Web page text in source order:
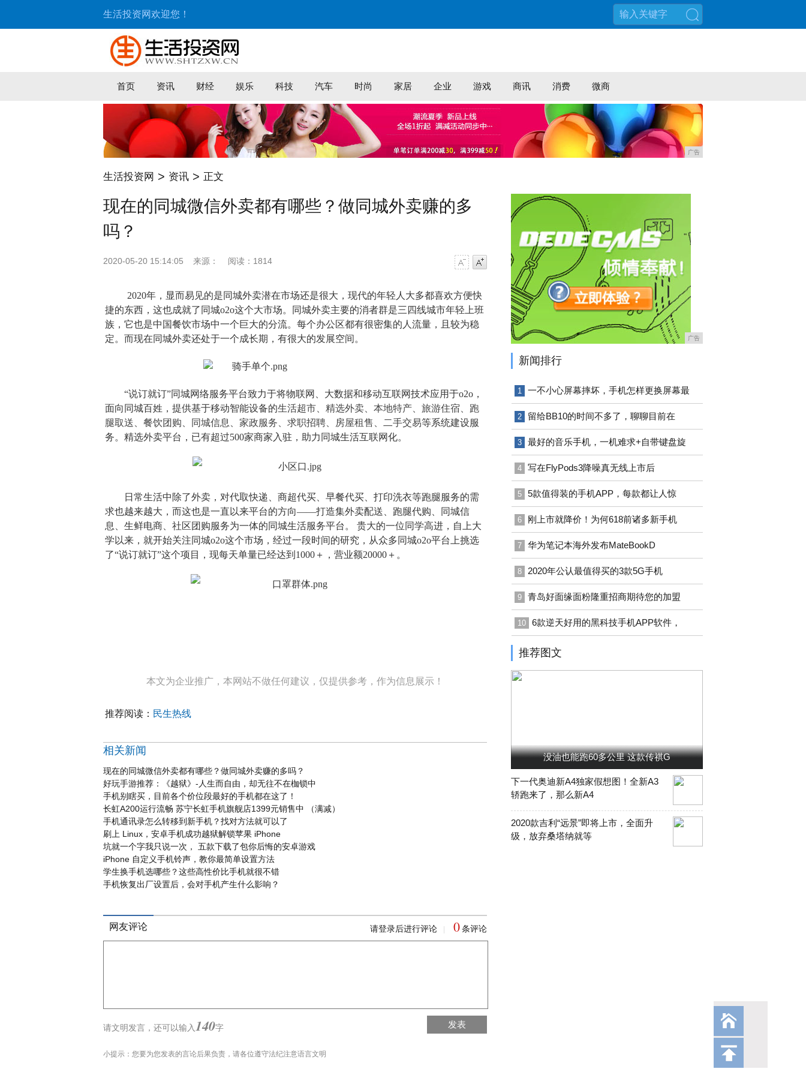
生活投资网欢迎您！
首页 资讯 财经 娱乐 科技 汽车 时尚 家居 企业 游戏 商讯 消费 微商
广告
生活投资网 > 资讯 > 正文
现在的同城微信外卖都有哪些？做同城外卖赚的多
吗？
2020-05-20 15:14:05 来源： 阅读：1814
2020年，显而易见的是同城外卖潜在市场还是很大，现代的年轻人大多都喜欢方便快
捷的东西，这也成就了同城o2o这个大市场。同城外卖主要的消者群是三四线城市年轻上班
族，它也是中国餐饮市场中一个巨大的分流。每个办公区都有很密集的人流量，且较为稳
定。而现在同城外卖还处于一个成长期，有很大的发展空间。
“说订就订”同城网络服务平台致力于将物联网、大数据和移动互联网技术应用于o2o，
面向同城百姓，提供基于移动智能设备的生活超市、精选外卖、本地特产、旅游住宿、跑
腿取送、餐饮团购、同城信息、家政服务、求职招聘、房屋租售、二手交易等系统建设服
务。精选外卖平台，已有超过500家商家入驻，助力同城生活互联网化。
日常生活中除了外卖，对代取快递、商超代买、早餐代买、打印洗衣等跑腿服务的需
求也越来越大，而这也是一直以来平台的方向——打造集外卖配送、跑腿代购、同城信
息、生鲜电商、社区团购服务为一体的同城生活服务平台。 贵大的一位同学高进，自上大
学以来，就开始关注同城o2o这个市场，经过一段时间的研究，从众多同城o2o平台上挑选
了“说订就订”这个项目，现每天单量已经达到1000＋，营业额20000＋。
本文为企业推广，本网站不做任何建议，仅提供参考，作为信息展示！
推荐阅读： 民生热线
相关新闻
现在的同城微信外卖都有哪些？做同城外卖赚的多吗？
好玩手游推荐：《越狱》-人生而自由，却无往不在枷锁中
手机别瞎买，目前各个价位段最好的手机都在这了！
长虹A200运行流畅 苏宁长虹手机旗舰店1399元销售中 （满减）
手机通讯录怎么转移到新手机？找对方法就可以了
刷上 Linux，安卓手机成功越狱解锁苹果 iPhone
坑就一个字我只说一次， 五款下载了包你后悔的安卓游戏
iPhone 自定义手机铃声，教你最简单设置方法
学生换手机选哪些？这些高性价比手机就很不错
手机恢复出厂设置后，会对手机产生什么影响？
网友评论 请登录后进行评论 0条评论
请文明发言， 还可以输入140字 发表
小提示：您要为您发表的言论后果负责，请各位遵守法纪注意语言文明
广告
新闻排行
1 一不小心屏幕摔坏，手机怎样更换屏幕最
2 留给BB10的时间不多了，聊聊目前在
3 最好的音乐手机，一机难求+自带键盘旋
4 写在FlyPods3降噪真无线上市后
5 5款值得装的手机APP，每款都让人惊
6 刚上市就降价！为何618前诸多新手机
7 华为笔记本海外发布MateBookD
8 2020年公认最值得买的3款5G手机
9 青岛好面缘面粉隆重招商期待您的加盟
10 6款逆天好用的黑科技手机APP软件，
推荐图文
没油也能跑60多公里 这款传祺G
下一代奥迪新A4独家假想图！全新A3
轿跑来了，那么新A4
2020款吉利“远景”即将上市，全面升
级，放弃桑塔纳就等
回到首页